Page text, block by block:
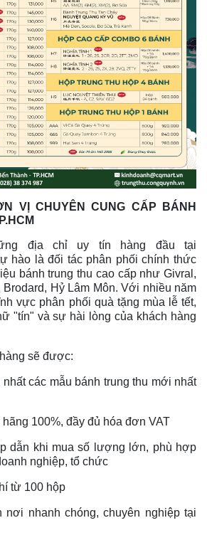
VỊ CHUYÊN CUNG CẤP BÁNH
địa chỉ uy tín hàng đầu tại
hào là đối tác phân phối chính thức
bánh trung thu cao cấp như Givral,
Hỷ Lâm Môn. Với nhiều năm
vực phân phối quà tặng mùa lễ tết,
"tín" và sự hài lòng của khách hàng
sẽ được:
các mẫu bánh trung thu mới nhất
100%, đầy đủ hóa đơn VAT
dẫn khi mua số lượng lớn, phù hợp
nghiệp, tổ chức
từ 100 hộp
nơi nhanh chóng, chuyên nghiệp tại